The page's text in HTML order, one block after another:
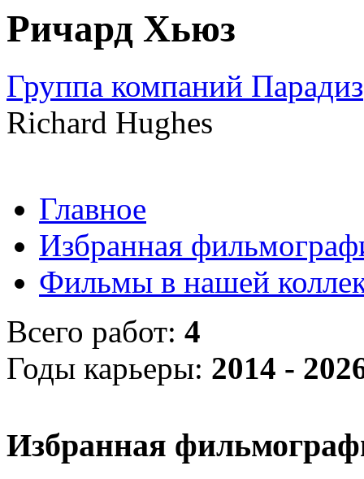
Ричард Хьюз
Группа компаний Парадиз
Richard Hughes
Главное
Избранная
Фильмы в нашей
Всего работ: 4
Годы карьеры: 2014 -
Избранная